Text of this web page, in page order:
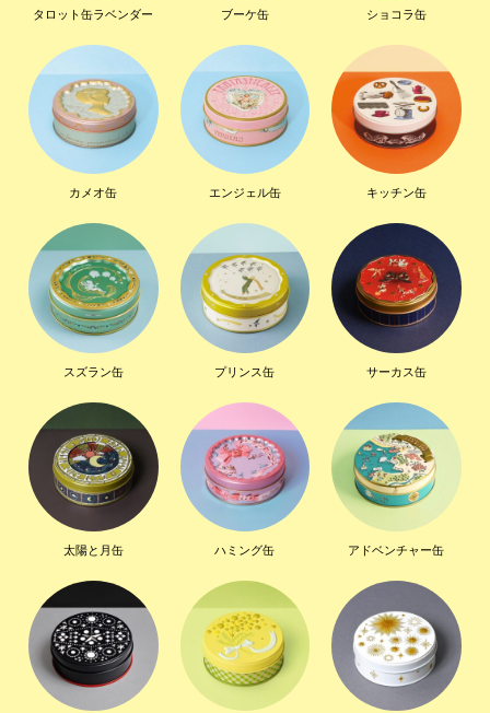
タロット缶ラベンダー ブーケ缶 ショコラ缶
カメオ缶 エンジェル缶 キッチン缶
スズラン缶 プリンス缶 サーカス缶
太陽と月缶 ハミング缶 アドベンチャー缶